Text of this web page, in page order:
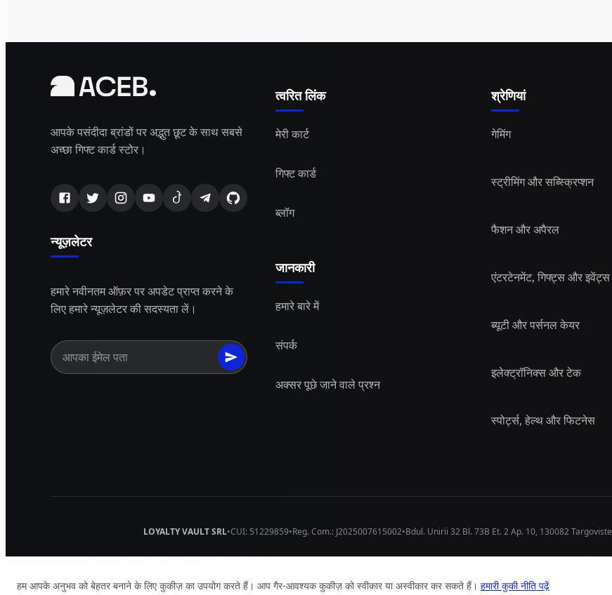
आपके पसंदीदा ब्रांडों पर अद्भुत छूट के साथ सबसे
अच्छा गिफ्ट कार्ड स्टोर।
न्यूज़लेटर
हमारे नवीनतम ऑफ़र पर अपडेट प्राप्त करने के
लिए हमारे न्यूज़लेटर की सदस्यता लें।
त्वरित लिंक
मेरी कार्ट
गिफ्ट कार्ड
ब्लॉग
जानकारी
हमारे बारे में
संपर्क
अक्सर पूछे जाने वाले प्रश्न
श्रेणियां
गेमिंग
स्ट्रीमिंग और सब्स्क्रिप्शन
फैशन और अपैरल
एंटरटेनमेंट, गिफ्ट्स और इवेंट्स
ब्यूटी और पर्सनल केयर
इलेक्ट्रॉनिक्स और टेक
स्पोर्ट्स, हेल्थ और फिटनेस
LOYALTY VAULT SRL•CUI: 51229859•Reg. Com.: J2025007615002•Bdul. Unirii 32 Bl. 73B Et. 2 Ap. 10, 130082Targoviste
हम आपके अनुभव को बेहतर बनाने के लिए कुकीज़ का उपयोग करते हैं। आप गैर-आवश्यक कुकीज़ को स्वीकार या अस्वीकार कर सकते हैं। हमारी कुकी नीति पढ़ें